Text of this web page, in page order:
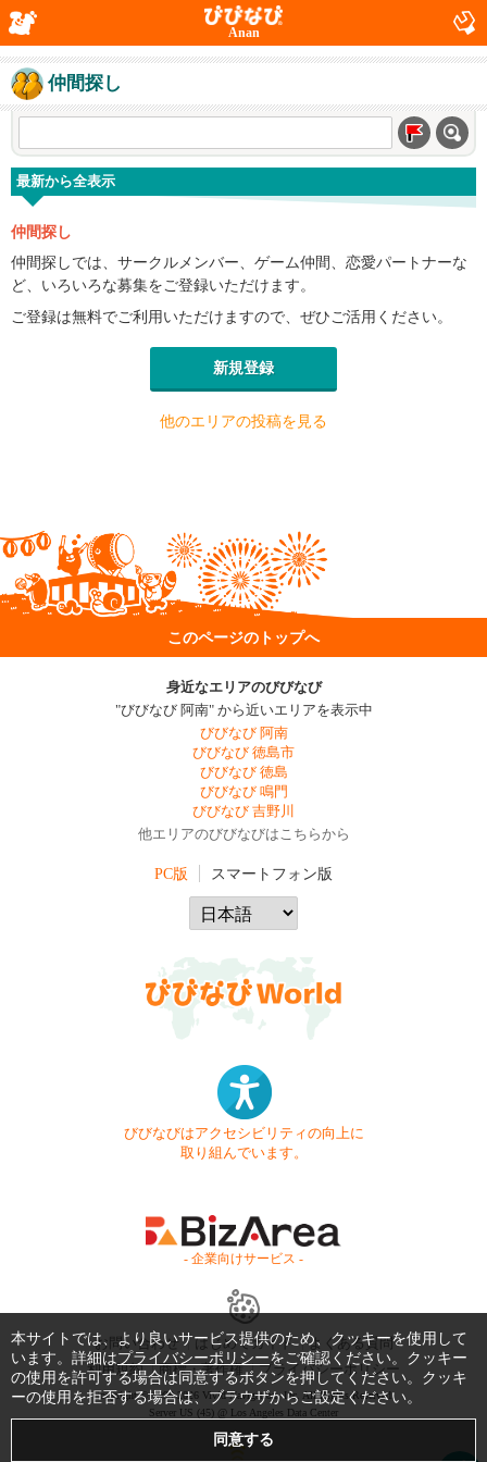
Anan
仲間探し
最新から全表示
仲間探し
仲間探しでは、サークルメンバー、ゲーム仲間、恋愛パートナーな
ど、いろいろな募集をご登録いただけます。
ご登録は無料でご利用いただけますので、ぜひご活用ください。
新規登録
他のエリアの投稿を見る
このページのトップへ
身近なエリアのびびなび
"びびなび 阿南" から近いエリアを表示中
びびなび 阿南
びびなび 徳島市
びびなび 徳島
びびなび 鳴門
びびなび 吉野川
他エリアのびびなびはこちらから
PC版 スマートフォン版
びびなびはアクセシビリティの向上に
取り組んでいます。
- 企業向けサービス -
お問い合わせ はじめてガイド
よくある質問
利用規約
商標・著作権 プライバシーポリシー
Copyright © 1999-2026 Vivid Navigation, Inc. All Rights Reserved.
Server US (45) @ Los Angeles Data Center
本サイトでは、より良いサービス提供のため、クッキーを使用して
います。詳細はプライバシーポリシーをご確認ください。クッキー
の使用を許可する場合は同意するボタンを押してください。クッキ
ーの使用を拒否する場合は、ブラウザからご設定ください。